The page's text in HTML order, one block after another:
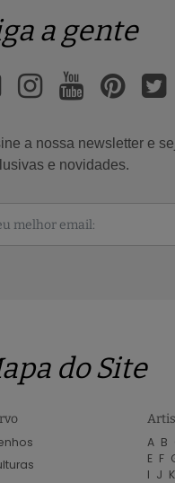
a gente
a nossa newsletter e
e novidades.
do Site
A B
E F
I J K